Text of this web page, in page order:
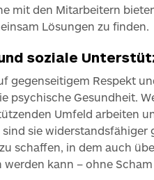
mit den Mitarbeitern
Lösungen zu finden.
soziale
gegenseitigem Respekt
psychische Gesundheit.
Umfeld arbeiten
sie widerstandsfähiger
schaffen, in dem auch
kann – ohne